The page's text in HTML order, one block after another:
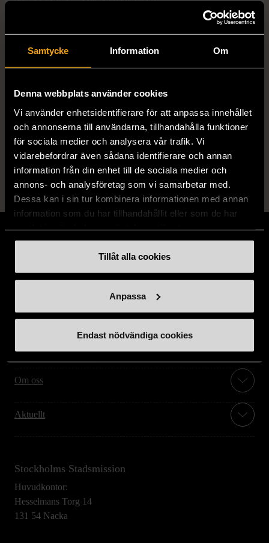
Samtycke Information Om
Denna webbplats använder cookies
Vi använder enhetsidentifierare för att anpassa innehållet
och annonserna till användarna, tillhandahålla funktioner
för sociala medier och analysera vår trafik. Vi
vidarebefordrar även sådana identifierare och annan
information från din enhet till de sociala medier och
annons- och analysföretag som vi samarbetar med.
Dessa kan i sin tur kombinera informationen med annan
information som du har tillhandahållit eller som de har
Tillåt alla cookies
Anpassa
Endast nödvändiga cookies
14 dagars ångerrät.
Stöd oss
Hitta till oss
Om oss
Aktuellt
Stockholms Stadsmission
Huvudkontor:
Hesselmans Torg 14
131 54 Nacka